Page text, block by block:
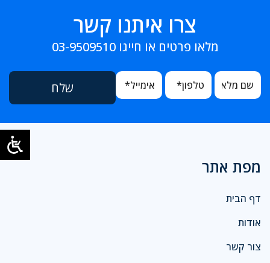
צרו איתנו קשר
מלאו פרטים או חייגו 03-9509510
מפת אתר
דף הבית
אודות
צור קשר